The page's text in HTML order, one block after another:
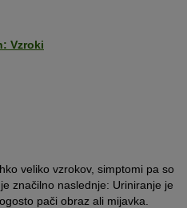
Vzroki
veliko vzrokov, simptomi pa so
značilno naslednje: Uriniranje je
pači obraz ali mijavka.